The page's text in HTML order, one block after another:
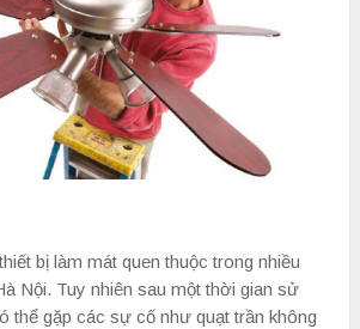
bị làm mát quen thuộc trong nhiều
Nội. Tuy nhiên sau một thời gian sử
thể gặp các sự cố như quạt trần không